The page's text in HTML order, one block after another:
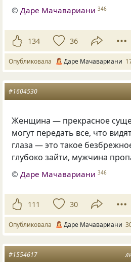
©Даре Мачавариани 346
134 36
Опубликовала Даре Мачавариани
#1604530
Женщина — прекрасное
могут передать все, что
глаза — это такое
глубоко зайти, мужчина
© Даре Мачавариани 346
111 30
Опубликовала Даре Мачавариани
#1554617